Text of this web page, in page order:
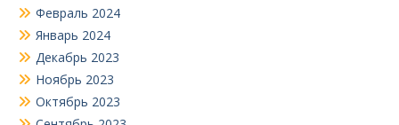
Февраль 2024
Январь 2024
Декабрь 2023
Ноябрь 2023
Октябрь 2023